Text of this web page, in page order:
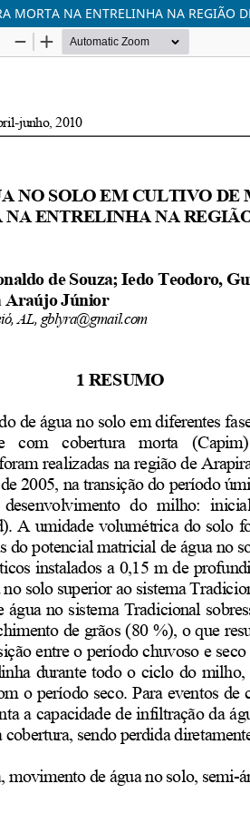
MORTA NA ENTRELINHA NA REGIÃO